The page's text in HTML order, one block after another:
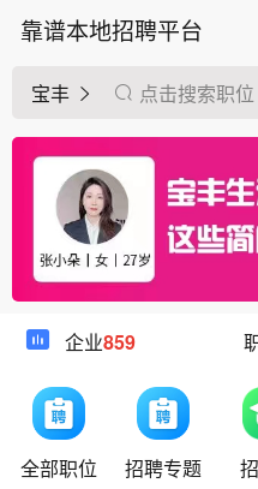
靠谱本地招聘平台
宝丰 点击搜索职位
企业859
全部职位 招聘专题